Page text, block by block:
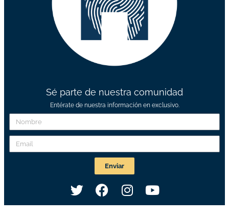
Sé parte de nuestra comunidad
Entérate de nuestra información en exclusivo.
Enviar